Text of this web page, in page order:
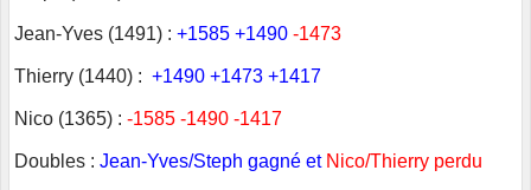
Jean-Yves (1491) : +1585 +1490 -1473
Thierry (1440) : +1490 +1473 +1417
Nico (1365) : -1585 -1490 -1417
Doubles : Jean-Yves/Steph gagné et Nico/Thierry perdu